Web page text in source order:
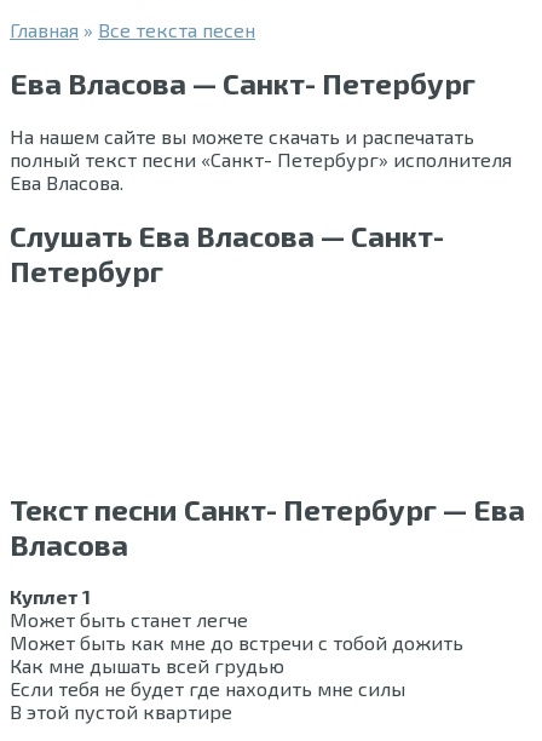
Главная » Все текста песен
Ева Власова — Санкт- Петербург
На нашем сайте вы можете скачать и распечатать
полный текст песни «Санкт- Петербург» исполнителя
Ева Власова.
Слушать Ева Власова — Санкт-
Петербург
Текст песни Санкт- Петербург — Ева
Власова
Куплет 1
Может быть станет легче
Может быть как мне до встречи с тобой дожить
Как мне дышать всей грудью
Если тебя не будет где находить мне силы
В этой пустой квартире